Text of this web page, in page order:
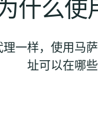
什么使
一样，使用马
址可以在哪